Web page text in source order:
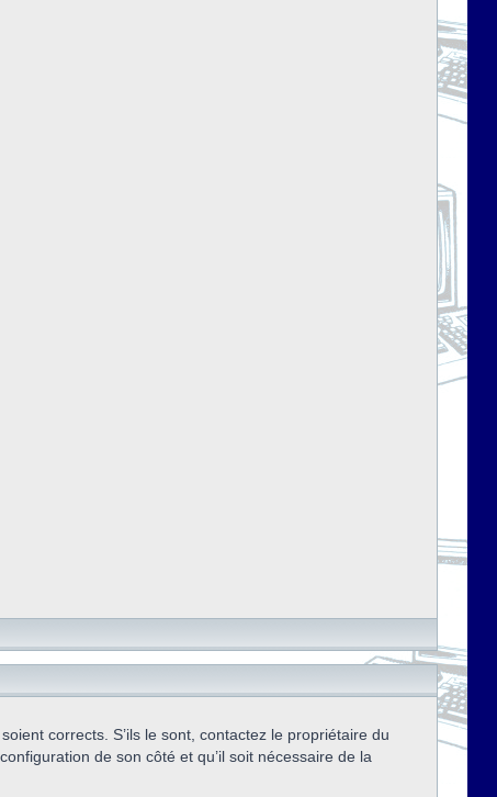
corrects. S’ils le sont, contactez le propriétaire du
de son côté et qu’il soit nécessaire de la